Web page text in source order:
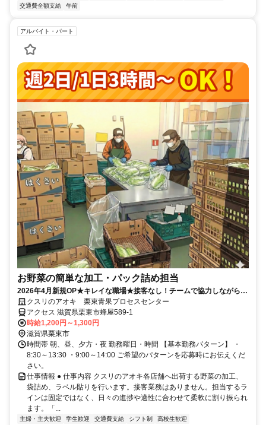
交通費全額支給
午前
アルバイト・パート
お野菜の簡単な加工・パック詰め担当
2026年4月新規OP★キレイな職場★接客なし！チームで協力しながら進
めるため、未経験でも安心♪
クスリのアオキ 栗東青果プロセスセンター
アクセス 滋賀県栗東市蜂屋589-1
時給1,200円～1,300円
滋賀県栗東市
時間帯 朝、昼、夕方・夜 勤務曜日・時間 【基本勤務パターン】 ・
8:30～13:30 ・9:00～14:00 ご希望のパターンを応募時にお伝えくだ
さい。
仕事情報 ● 仕事内容 クスリのアオキ各店舗へ出荷する野菜の加工、
袋詰め、ラベル貼りを行います。接客業務はありません。担当するラ
インは固定ではなく、日々の進捗や適性に合わせて柔軟に割り振られ
ます。「...
主婦・主夫歓迎 学生歓迎 交通費支給 シフト制 高校生歓迎